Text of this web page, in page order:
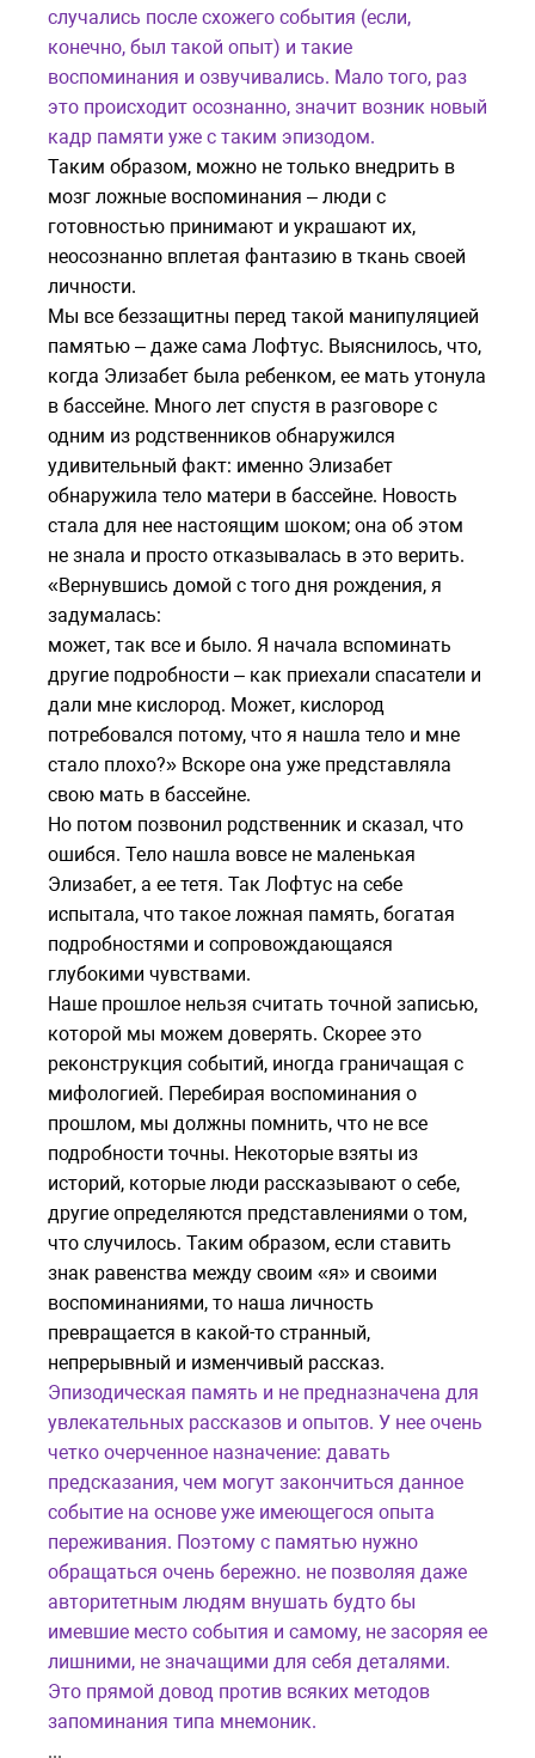
случались после схожего события (если,
конечно, был такой опыт) и такие
воспоминания и озвучивались. Мало того, раз
это происходит осознанно, значит возник новый
кадр памяти уже с таким эпизодом.
Таким образом, можно не только внедрить в
мозг ложные воспоминания – люди с
готовностью принимают и украшают их,
неосознанно вплетая фантазию в ткань своей
личности.
Мы все беззащитны перед такой манипуляцией
памятью – даже сама Лофтус. Выяснилось, что,
когда Элизабет была ребенком, ее мать утонула
в бассейне. Много лет спустя в разговоре с
одним из родственников обнаружился
удивительный факт: именно Элизабет
обнаружила тело матери в бассейне. Новость
стала для нее настоящим шоком; она об этом
не знала и просто отказывалась в это верить.
«Вернувшись домой с того дня рождения, я
задумалась:
может, так все и было. Я начала вспоминать
другие подробности – как приехали спасатели и
дали мне кислород. Может, кислород
потребовался потому, что я нашла тело и мне
стало плохо?» Вскоре она уже представляла
свою мать в бассейне.
Но потом позвонил родственник и сказал, что
ошибся. Тело нашла вовсе не маленькая
Элизабет, а ее тетя. Так Лофтус на себе
испытала, что такое ложная память, богатая
подробностями и сопровождающаяся
глубокими чувствами.
Наше прошлое нельзя считать точной записью,
которой мы можем доверять. Скорее это
реконструкция событий, иногда граничащая с
мифологией. Перебирая воспоминания о
прошлом, мы должны помнить, что не все
подробности точны. Некоторые взяты из
историй, которые люди рассказывают о себе,
другие определяются представлениями о том,
что случилось. Таким образом, если ставить
знак равенства между своим «я» и своими
воспоминаниями, то наша личность
превращается в какой-то странный,
непрерывный и изменчивый рассказ.
Эпизодическая память и не предназначена для
увлекательных рассказов и опытов. У нее очень
четко очерченное назначение: давать
предсказания, чем могут закончиться данное
событие на основе уже имеющегося опыта
переживания. Поэтому с памятью нужно
обращаться очень бережно. не позволяя даже
авторитетным людям внушать будто бы
имевшие место события и самому, не засоряя ее
лишними, не значащими для себя деталями.
Это прямой довод против всяких методов
запоминания типа мнемоник.
...